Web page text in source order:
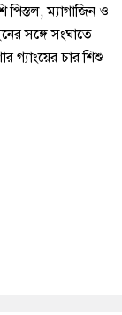
পিস্তল, ম্যাগাজিন ও
সঙ্গে সংঘাতে
গ্যাংয়ের চার শিশু